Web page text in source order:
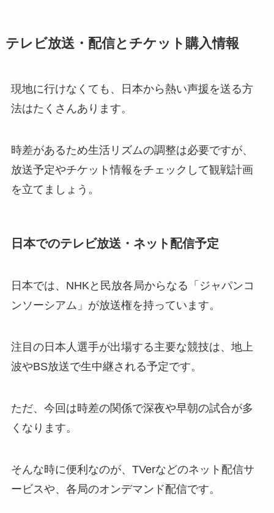
テレビ放送・配信とチケット購入情報
現地に行けなくても、日本から熱い声援を送る方
法はたくさんあります。
時差があるため生活リズムの調整は必要ですが、
放送予定やチケット情報をチェックして観戦計画
を立てましょう。
日本でのテレビ放送・ネット配信予定
日本では、NHKと民放各局からなる「ジャパンコ
ンソーシアム」が放送権を持っています。
注目の日本人選手が出場する主要な競技は、地上
波やBS放送で生中継される予定です。
ただ、今回は時差の関係で深夜や早朝の試合が多
くなります。
そんな時に便利なのが、TVerなどのネット配信サ
ービスや、各局のオンデマンド配信です。